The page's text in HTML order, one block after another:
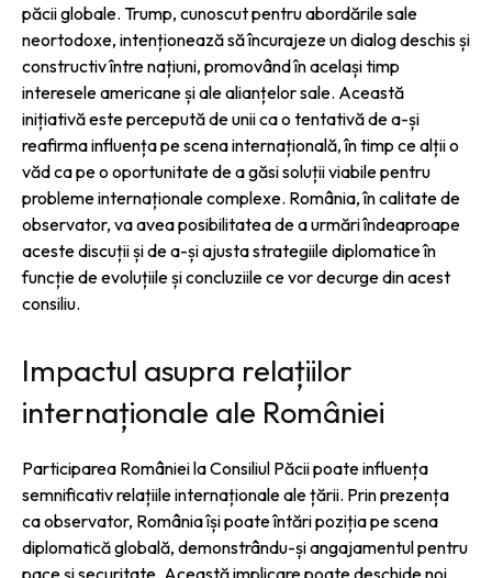
păcii globale. Trump, cunoscut pentru abordările sale
neortodoxe, intenționează să încurajeze un dialog deschis și
constructiv între națiuni, promovând în același timp
interesele americane și ale alianțelor sale. Această
inițiativă este percepută de unii ca o tentativă de a-și
reafirma influența pe scena internațională, în timp ce alții o
văd ca pe o oportunitate de a găsi soluții viabile pentru
probleme internaționale complexe. România, în calitate de
observator, va avea posibilitatea de a urmări îndeaproape
aceste discuții și de a-și ajusta strategiile diplomatice în
funcție de evoluțiile și concluziile ce vor decurge din acest
consiliu.
Impactul asupra relațiilor
internaționale ale României
Participarea României la Consiliul Păcii poate influența
semnificativ relațiile internaționale ale țării. Prin prezența
ca observator, România își poate întări poziția pe scena
diplomatică globală, demonstrându-și angajamentul pentru
pace și securitate. Această implicare poate deschide noi